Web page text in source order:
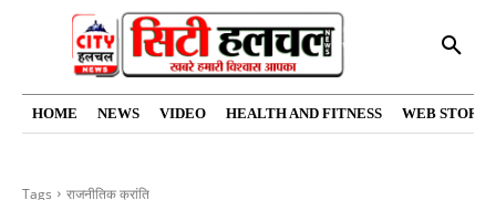
HOME NEWS VIDEO HEALTH AND FITNESS WEB
Tags राजनीतिक क्रांति